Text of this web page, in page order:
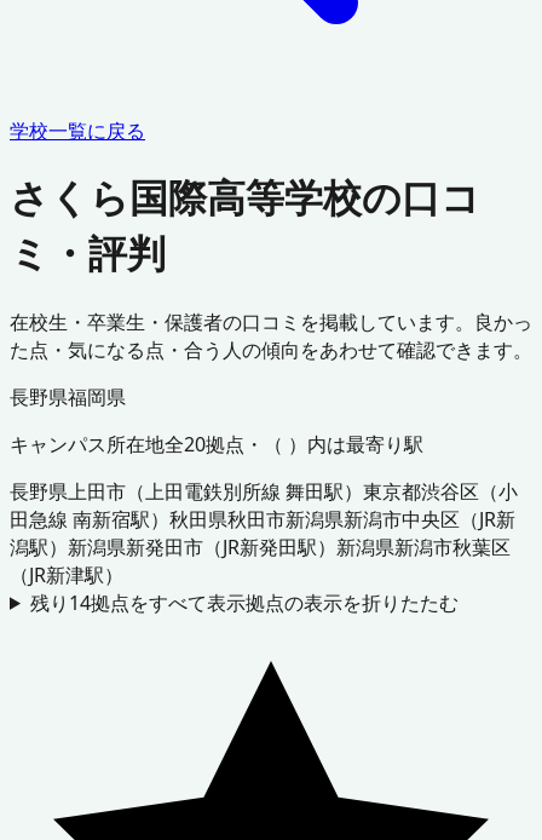
学校一覧に戻る
さくら国際高等学校の口コ
ミ・評判
在校生・卒業生・保護者の口コミを掲載しています。良かっ
た点・気になる点・合う人の傾向をあわせて確認できます。
長野県福岡県
キャンパス所在地全20拠点・（ ）内は最寄り駅
長野県上田市 （上田電鉄別所線 舞田駅） 東京都渋谷区 （小
田急線 南新宿駅） 秋田県秋田市新潟県新潟市中央区 （JR新
潟駅） 新潟県新発田市 （JR新発田駅） 新潟県新潟市秋葉区
（JR新津駅）
残り 14拠点をすべて表示拠点の表示を折りたたむ